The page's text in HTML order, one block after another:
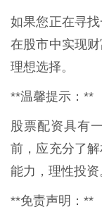
如果您正在寻
在股市中实现
理想选择。
**温馨提示：**
股票配资具有
前，应充分了
能力，理性投资
**免责声明：**